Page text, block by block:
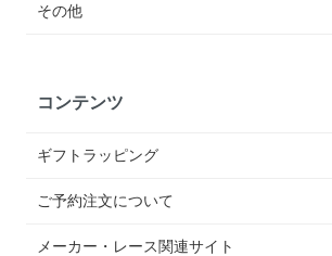
その他
コンテンツ
ギフトラッピング
ご予約注文について
メーカー・レース関連サイト